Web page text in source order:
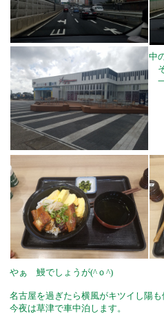
中
やぁ 鰻でしょうが(^ｏ^)
名古屋を過ぎたら横風がキツイし陽
今夜は草津で車中泊します。